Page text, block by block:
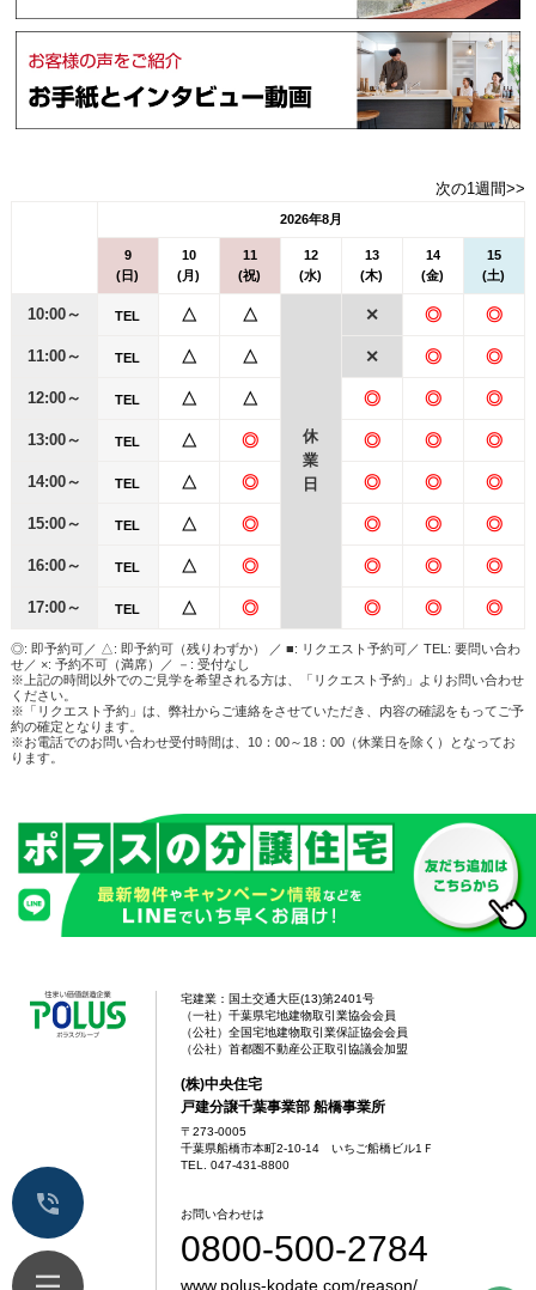
次の1週間>>
2026年8月
9
(日)
10
(月)
11
(祝)
12
(水)
13
(木)
14
(金)
15
(土)
10:00～ TEL △ △
休
業
日
✕ ◎ ◎
11:00～ TEL △ △ ✕ ◎ ◎
12:00～ TEL △ △ ◎ ◎ ◎
13:00～ TEL △ ◎ ◎ ◎ ◎
14:00～ TEL △ ◎ ◎ ◎ ◎
15:00～ TEL △ ◎ ◎ ◎ ◎
16:00～ TEL △ ◎ ◎ ◎ ◎
17:00～ TEL △ ◎ ◎ ◎ ◎
◎: 即予約可／ △: 即予約可（残りわずか） ／ ■: リクエスト予約可／ TEL: 要問い合わ
せ／ ×: 予約不可（満席）／ －: 受付なし
※上記の時間以外でのご見学を希望される方は、「リクエスト予約」よりお問い合わせ
ください。
※「リクエスト予約」は、弊社からご連絡をさせていただき、内容の確認をもってご予
約の確定となります。
※お電話でのお問い合わせ受付時間は、10：00～18：00（休業日を除く）となってお
ります。
宅建業：国土交通大臣(13)第2401号
（一社）千葉県宅地建物取引業協会会員
（公社）全国宅地建物取引業保証協会会員
（公社）首都圏不動産公正取引協議会加盟
(株)中央住宅
戸建分譲千葉事業部 船橋事業所
〒273-0005
千葉県船橋市本町2-10-14 いちご船橋ビル1Ｆ
TEL. 047-431-8800
お問い合わせは
0800-500-2784
www.polus-kodate.com/reason/